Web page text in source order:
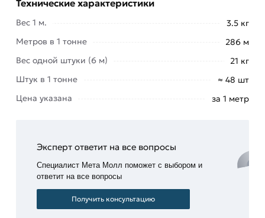
поверхности
и
стали.
производственных конструкций, деталей для
Для приобретения данной позиции, кликните
или нажмите на
кнопку«Быстрый заказ»
. Также можете купить
позвонив по контактам указанным на сайте.
Условия доставки и цены на товар Труба
Технические характеристики
Вес 1 м.
3.5 кг
Метров в 1 тонне
286 м
Вес одной штуки (6 м)
21 кг
Штук в 1 тонне
≈ 48 шт
Цена указана
за 1 метр
Эксперт ответит на все вопросы
Специалист Мета Молл поможет с выбором и
ответит на все вопросы
Получить консультацию